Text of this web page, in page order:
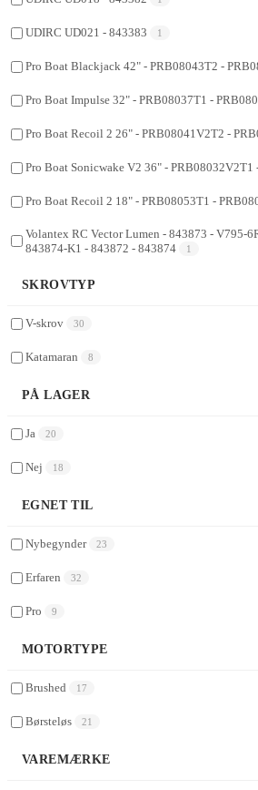
UDIRC UD021 - 843383 1
Pro Boat Blackjack 42" - PRB08043T2 -
Pro Boat Impulse 32" - PRB08037T1 -
Pro Boat Recoil 2 26" - PRB08041V2T2 -
Pro Boat Sonicwake V2 36" - PRB08032V2T1
Pro Boat Recoil 2 18" - PRB08053T1 -
Volantex RC Vector Lumen - 843873 - V795-
843874-K1 - 843872 - 843874
1
SKROVTYP
V-skrov 30
Katamaran 8
PÅ LAGER
Ja 20
Nej 18
EGNET TIL
Nybegynder 23
Erfaren 32
Pro 9
MOTORTYPE
Brushed 17
Børsteløs 21
VAREMÆRKE